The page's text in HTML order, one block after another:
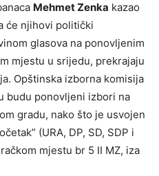
Mehmet Zenka kazao
će njihovi politički
glasova na ponovljenim
mjestu u srijedu, prekrajaju
Opštinska izborna komisija
budu ponovljeni izbori na
gradu, nako što je usvojen
(URA, DP, SD, SDP i
mjestu br 5 II MZ, iza